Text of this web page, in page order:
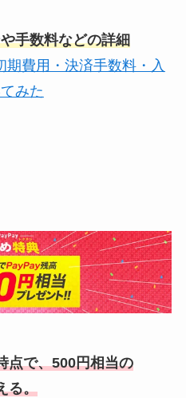
手数料などの詳細
期費用・決済手数料・入
みた
点で、500円相当の
る。